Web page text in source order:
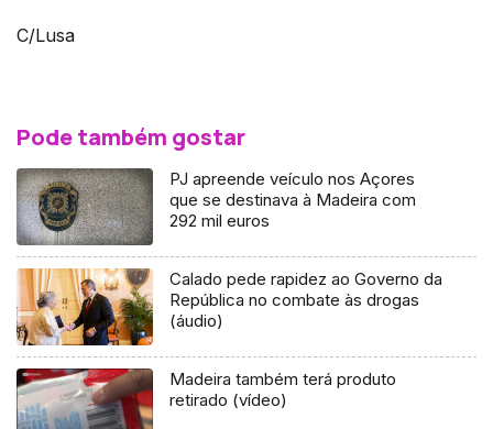
C/Lusa
Pode também gostar
PJ apreende veículo nos Açores
que se destinava à Madeira com
292 mil euros
Calado pede rapidez ao Governo da
República no combate às drogas
(áudio)
Madeira também terá produto
retirado (vídeo)